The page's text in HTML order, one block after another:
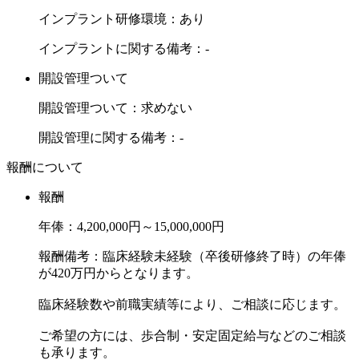
インプラント研修環境：あり
インプラントに関する備考：-
開設管理ついて
開設管理ついて：求めない
開設管理に関する備考：-
報酬について
報酬
年俸：4,200,000円～15,000,000円
報酬備考：臨床経験未経験（卒後研修終了時）の年俸
が420万円からとなります。
臨床経験数や前職実績等により、ご相談に応じます。
ご希望の方には、歩合制・安定固定給与などのご相談
も承ります。